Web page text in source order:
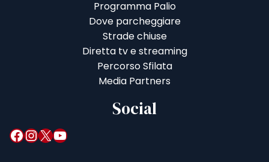
Programma Palio
Dove parcheggiare
Strade chiuse
Diretta tv e streaming
Percorso Sfilata
Media Partners
Social
Facebook InstagramX YouTube